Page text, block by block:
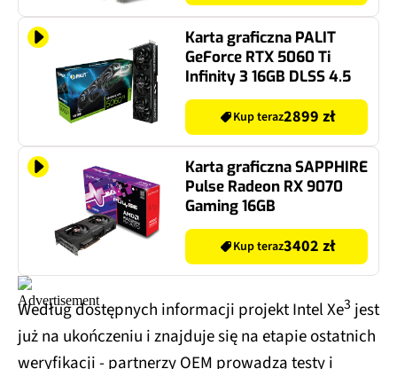
Karta graficzna PALIT
GeForce RTX 5060 Ti
Infinity 3 16GB DLSS 4.5
Kup teraz2899 zł
Karta graficzna SAPPHIRE
Pulse Radeon RX 9070
Gaming 16GB
Kup teraz3402 zł
Według dostępnych informacji projekt Intel Xe3jest
już na ukończeniu i znajduje się na etapie ostatnich
weryfikacji - partnerzy OEM prowadzą testy i